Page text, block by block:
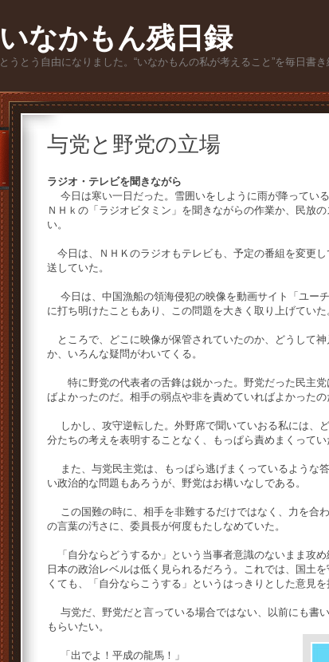
いなかもん残日録
とうとう自由になりました。“いなかもんの私が考えること”を毎日書き
与党と野党の立場
ラジオ・テレビを聞きながら
今日は寒い一日だった。雪囲いをしように雨が降ってい
ＮＨｋの「ラジオビタミン」を聞きながらの作業か、民放
い。
今日は、ＮＨＫのラジオもテレビも、予定の番組を変更
送していた。
今日は、中国漁船の領海侵犯の映像を動画サイト「ユー
に打ち明けたこともあり、この問題を大きく取り上げていた
ところで、どこに映像が保管されていたのか、どうして
か、いろんな疑問がわいてくる。
特に野党の代表者の舌鋒は鋭かった。野党だった民主党
ばよかったのだ。相手の弱点や非を責めていればよかったの
しかし、攻守逆転した。外野席で聞いていおる私には、
分たちの考えを表明することなく、もっぱら責めまくってい
また、与党民主党は、もっぱら逃げまくっているような
い政治的な問題もあろうが、野党はお構いなしである。
この国難の時に、相手を非難するだけではなく、力を合
の言葉の汚さに、委員長が何度もたしなめていた。
「自分ならどうするか」という当事者意識のないまま攻
日本の政治レベルは低く見られるだろう。これでは、国土
くても、「自分ならこうする」というはっきりとした意見
与党だ、野党だと言っている場合ではない、以前にも書
もらいたい。
「出でよ！平成の龍馬！」